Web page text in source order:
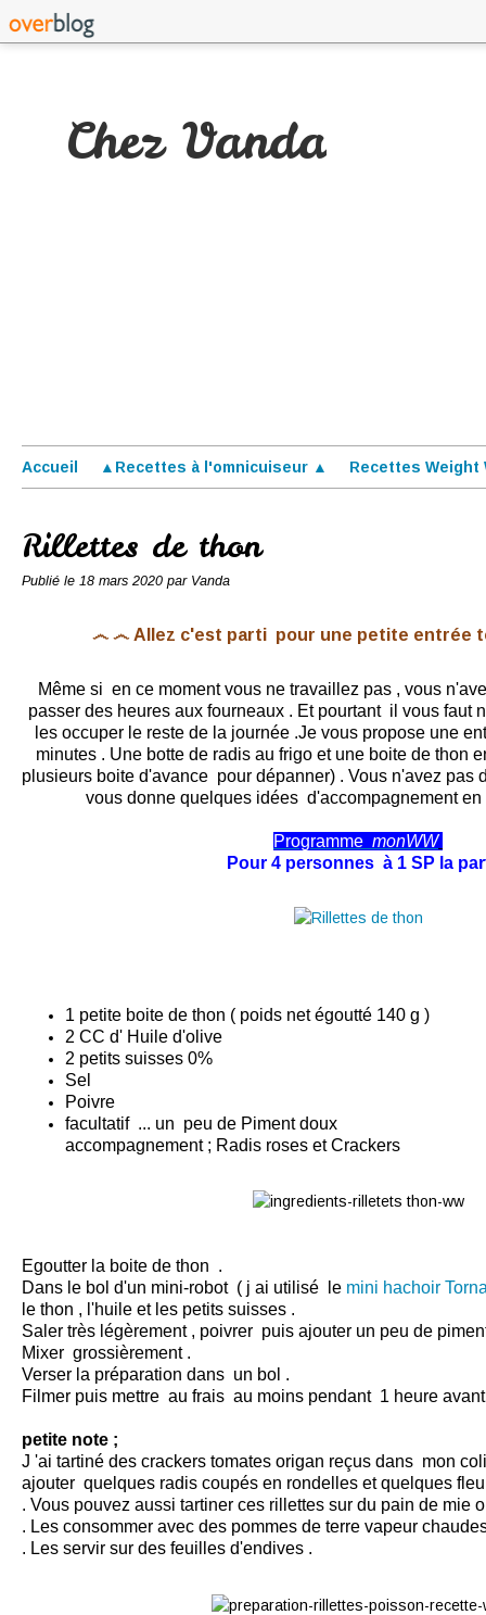
Chez Vanda
Accueil ▲Recettes à l'omnicuiseur ▲ Recettes Weight
Rillettes de thon
Publié le 18 mars 2020 par Vanda
෴ ෴ Allez c'est parti pour une petite entrée
Même si en ce moment vous ne travaillez pas , vous
passer des heures aux fourneaux . Et pourtant il vous faut
les occuper le reste de la journée .Je vous propose une
minutes . Une botte de radis au frigo et une boite de thon
plusieurs boite d'avance pour dépanner) . Vous n'avez pas
vous donne quelques idées d'accompagnement en
Programme monWW
Pour 4 personnes à 1 SP la
1 petite boite de thon ( poids net égoutté 140 g )
2 CC d' Huile d'olive
2 petits suisses 0%
Sel
Poivre
facultatif ... un peu de Piment doux
accompagnement ; Radis roses etCrackers
Egoutter la boite de thon .
Dans le bol d'un mini-robot ( j ai utilisé le mini hachoir
le thon , l'huile et les petits suisses .
Saler très légèrement , poivrer puis ajouter un peu de
Mixer grossièrement .
Verser la préparation dans un bol .
Filmer puis mettre au frais au moins pendant 1 heure
petite note ;
J 'ai tartiné des crackers tomates origan reçus dans mon
ajouter quelques radis coupés en rondelles et quelques
. Vous pouvez aussi tartiner ces rillettes sur du pain de mie
. Les consommer avec des pommes de terre vapeur
. Les servir sur des feuilles d'endives .